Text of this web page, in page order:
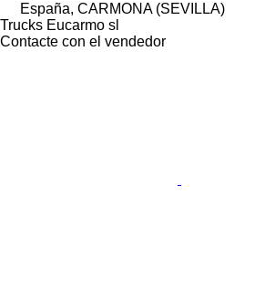
España, CARMONA (SEVILLA)
Trucks Eucarmo sl
Contacte con el vendedor